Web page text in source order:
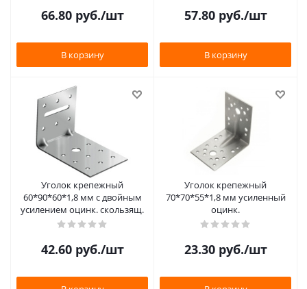
66.80руб./шт
В корзину
57.80руб./шт
В корзину
Уголок крепежный
60*90*60*1,8 мм с двойным
усилением оцинк. скользящ.
42.60руб./шт
Уголок крепежный
70*70*55*1,8 мм усиленный
оцинк.
23.30руб./шт